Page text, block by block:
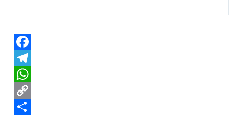
Facebook
Telegram
WhatsApp
Copy